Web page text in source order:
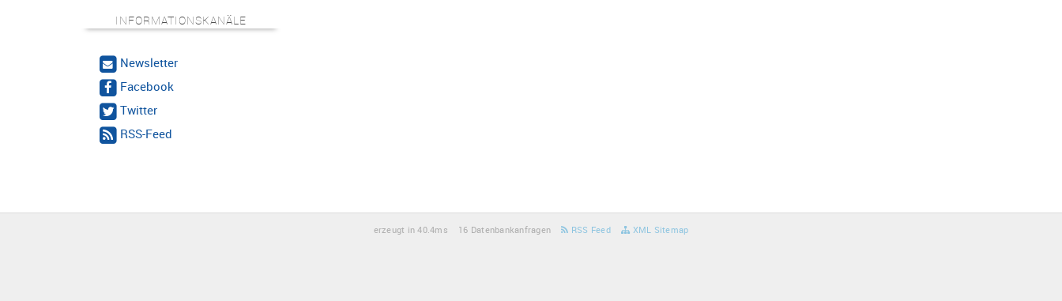
INFORMATIONSKANÄLE
Newsletter
Facebook
Twitter
RSS-Feed
erzeugt in 40.4ms 16 Datenbankanfragen RSS Feed XML Sitemap